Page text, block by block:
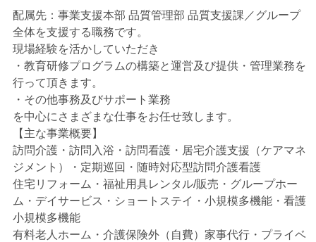
配属先：事業支援本部 品質管理部 品質支援課／グループ
全体を支援する職務です。
現場経験を活かしていただき
・教育研修プログラムの構築と運営及び提供・管理業務を
行って頂きます。
・その他事務及びサポート業務
を中心にさまざまな仕事をお任せ致します。
【主な事業概要】
訪問介護・訪問入浴・訪問看護・居宅介護支援（ケアマネ
ジメント）・定期巡回・随時対応型訪問介護看護
住宅リフォーム・福祉用具レンタル/販売・グループホー
ム・デイサービス・ショートステイ・小規模多機能・看護
小規模多機能
有料老人ホーム・介護保険外（自費）家事代行・プライベ